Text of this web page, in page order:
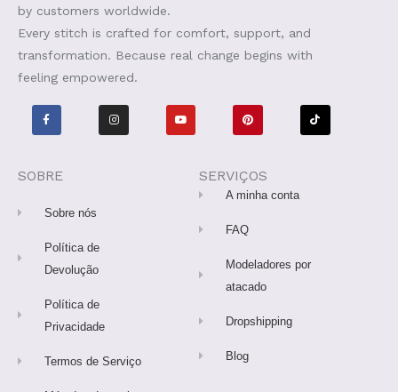
by customers worldwide.
Every stitch is crafted for comfort, support, and
transformation. Because real change begins with
feeling empowered.
F
a
c
e
o
k
I
n
s
t
Y
o
u
t
P
i
n
t
e
s
t
T
i
k
t
SOBRE
Sobre nós
Política de
Devolução
Política de
Privacidade
Termos de Serviço
SERVIÇOS
A minha conta
FAQ
Modeladores por
atacado
Dropshipping
Blog